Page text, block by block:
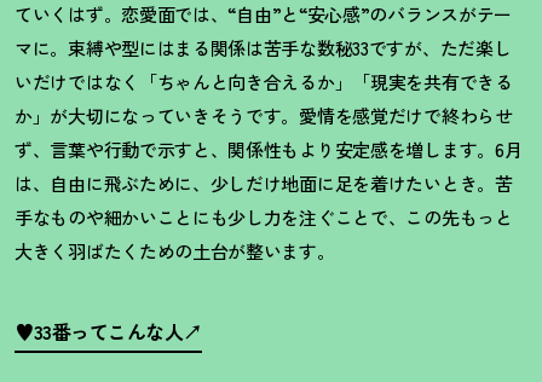
ていくはず。恋愛面では、“自由”と“安心感”のバランスがテー
マに。束縛や型にはまる関係は苦手な数秘33ですが、ただ楽し
いだけではなく「ちゃんと向き合えるか」「現実を共有できる
か」が大切になっていきそうです。愛情を感覚だけで終わらせ
ず、言葉や行動で示すと、関係性もより安定感を増します。 6月
は、自由に飛ぶために、少しだけ地面に足を着けたいとき。苦
手なものや細かいことにも少し力を注ぐことで、この先もっと
大きく羽ばたくための土台が整います。
♥33番ってこんな人